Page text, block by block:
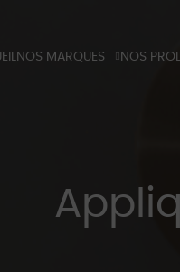
NOS MARQUES NOS